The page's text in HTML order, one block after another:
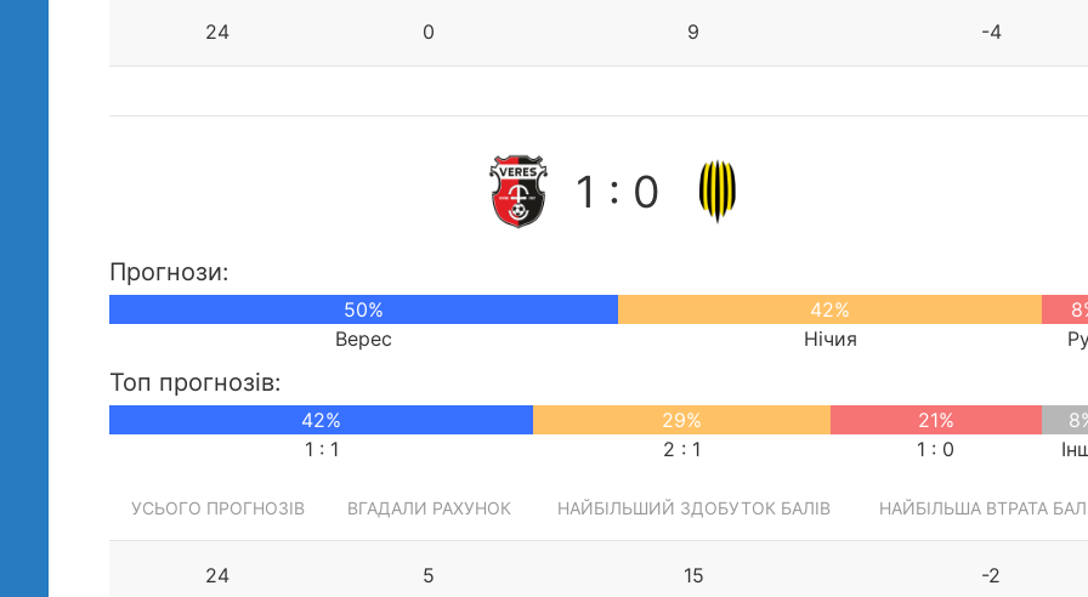
24 0 9 -4
1 : 0
Прогнози:
50% 42%
Верес
Нічия
Топ прогнозів:
42% 29% 21%
1 : 1
2 : 1 1 : 0
УСЬОГО ПРОГНОЗІВ ВГАДАЛИ РАХУНОК НАЙБІЛЬШИЙ ЗДОБУТОК БАЛІВ НАЙБІЛЬША ВТРАТА
24 5 15 -2